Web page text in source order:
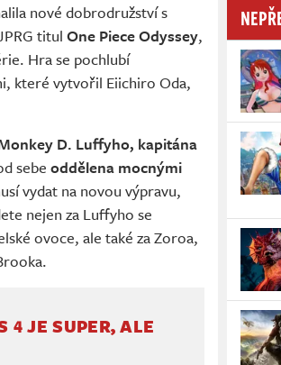
nové dobrodružství s
titul One Piece Odyssey,
Hra se pochlubí
které vytvořil Eiichiro Oda,
D. Luffyho, kapitána
sebeoddělena mocnými
vydat na novou výpravu,
nejen za Luffyho se
ovoce, ale také za Zoroa,
4 JE SUPER, ALE